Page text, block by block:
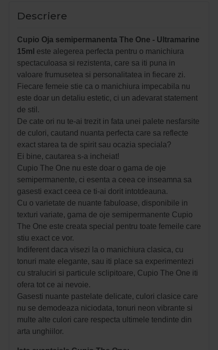
Descriere
Cupio Oja semipermanenta The One - Ultramarine
15ml este alegerea perfecta pentru o manichiura
spectaculoasa si rezistenta, care sa iti puna in
valoare frumusetea si personalitatea in fiecare zi.
Fiecare femeie stie ca o manichiura impecabila nu
este doar un detaliu estetic, ci un adevarat statement
de stil.
De cate ori nu te-ai trezit in fata unei palete nesfarsite
de culori, cautand nuanta perfecta care sa reflecte
exact starea ta de spirit sau ocazia speciala?
Ei bine, cautarea s-a incheiat!
Cupio The One nu este doar o gama de oje
semipermanente, ci esenta a ceea ce inseamna sa
gasesti exact ceea ce ti-ai dorit intotdeauna.
Cu o varietate de nuante fabuloase, disponibile in
texturi variate, gama de oje semipermanente Cupio
The One este creata special pentru toate femeile care
stiu exact ce vor.
Indiferent daca visezi la o manichiura clasica, cu
tonuri mate elegante, sau iti place sa experimentezi
cu straluciri si particule sclipitoare, Cupio The One iti
ofera tot ce ai nevoie.
Gasesti nuante pastelate delicate, culori clasice care
nu se demodeaza niciodata, tonuri neon vibrante si
multe alte culori care respecta ultimele tendinte din
arta unghiilor.